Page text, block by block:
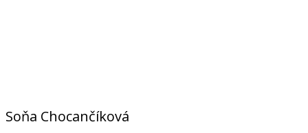
Soňa Chocančíková